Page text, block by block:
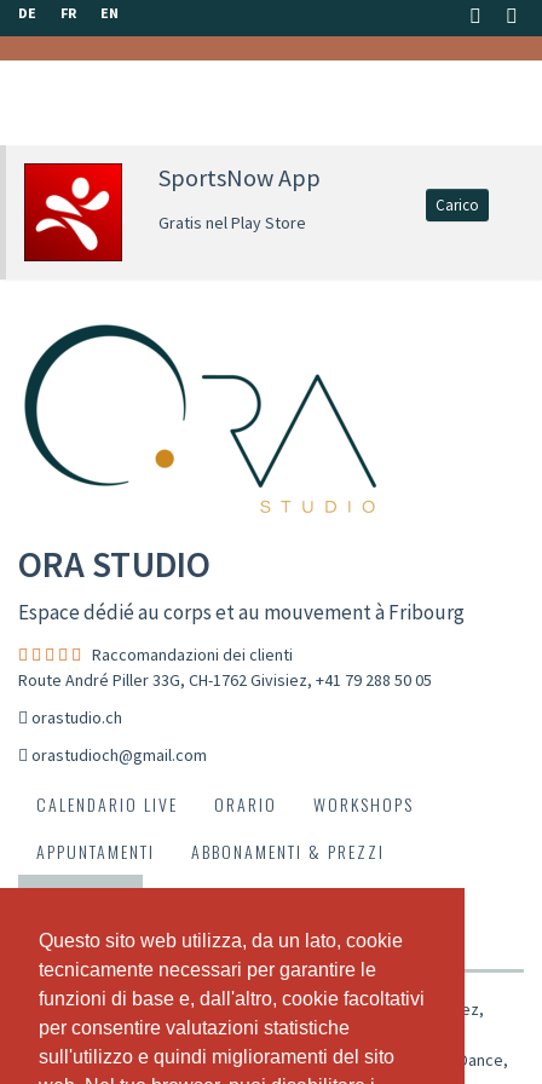
Questo sito web utilizza, da un lato, cookie
tecnicamente necessari per garantire le
funzioni di base e, dall'altro, cookie facoltativi
per consentire valutazioni statistiche
sull'utilizzo e quindi miglioramenti del sito
Questo sito web utilizza, da un lato, cookie
tecnicamente necessari per garantire le
funzioni di base e, dall'altro, cookie facoltativi
per consentire valutazioni statistiche
sull'utilizzo e quindi miglioramenti del sito
DE FR EN
SportsNow App
Gratis nel Play Store
Carico
ORA STUDIO
Espace dédié au corps et au mouvement à Fribourg
Raccomandazioni dei clienti
Route André Piller 33G, CH-1762 Givisiez, +41 79 288 50 05
orastudio.ch
orastudioch@gmail.com
CALENDARIO LIVE ORARIO
WORKSHOPS
APPUNTAMENTI
ABBONAMENTI & PREZZI
RACCOMANDAZIONI DEI CLIENTI
Bienvenue chez ORA, ton studio de danses aériennes à Givisiez,
Fribourg.
Chez ORA, tu trouveras plusieurs disciplines aériennes: Pole Dance,